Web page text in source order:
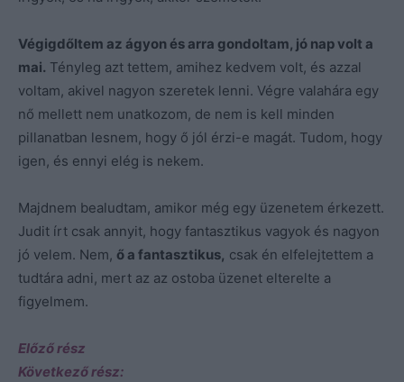
Végigdőltem az ágyon és arra gondoltam, jó nap volt a
mai. Tényleg azt tettem, amihez kedvem volt, és azzal
voltam, akivel nagyon szeretek lenni. Végre valahára egy
nő mellett nem unatkozom, de nem is kell minden
pillanatban lesnem, hogy ő jól érzi-e magát. Tudom, hogy
igen, és ennyi elég is nekem.
Majdnem bealudtam, amikor még egy üzenetem érkezett.
Judit írt csak annyit, hogy fantasztikus vagyok és nagyon
jó velem. Nem, ő a fantasztikus, csak én elfelejtettem a
tudtára adni, mert az az ostoba üzenet elterelte a
figyelmem.
Előző rész
Következő rész: